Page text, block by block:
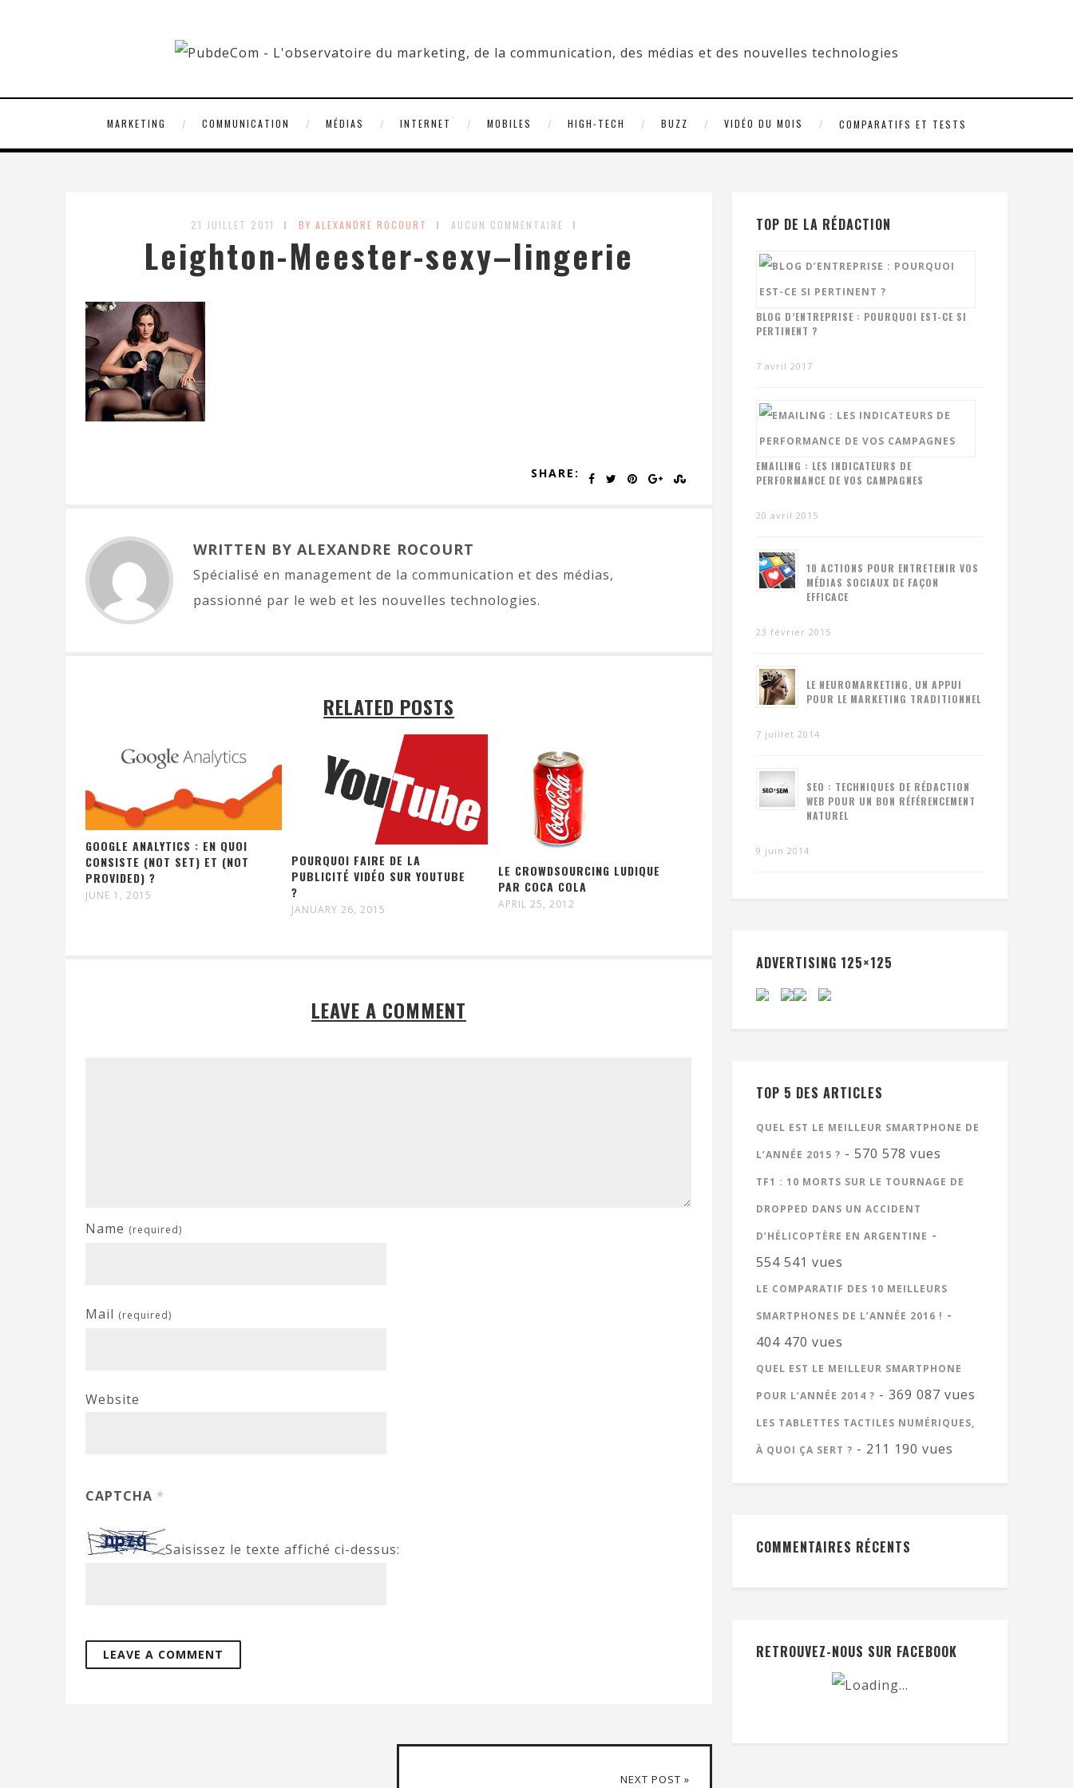
MARKETING COMMUNICATION MÉDIAS INTERNET MOBILES HIGH-TECH BUZZ VIDÉO DU MOIS COMPARATIFS ET TESTS
21 JUILLET 2011 BY ALEXANDRE ROCOURT AUCUN COMMENTAIRE
Leighton-Meester-sexy–lingerie
SHARE:
WRITTEN BY ALEXANDRE ROCOURT
Spécialisé en management de la communication et des médias,
passionné par le web et les nouvelles technologies.
RELATED POSTS
GOOGLE ANALYTICS : EN QUOI
CONSISTE (NOT SET) ET (NOT
PROVIDED) ?
JUNE 1, 2015
POURQUOI FAIRE DE LA
PUBLICITÉ VIDÉO SUR YOUTUBE
?
JANUARY 26, 2015
LE CROWDSOURCING LUDIQUE
PAR COCA COLA
APRIL 25, 2012
LEAVE A COMMENT
Name (required)
Mail (required)
Website
CAPTCHA *
Saisissez le texte affiché ci-dessus:
NEXT POST »
TOP DE LA RÉDACTION
BLOG D’ENTREPRISE : POURQUOI EST-CE SI
PERTINENT ?
7 avril 2017
EMAILING : LES INDICATEURS DE
PERFORMANCE DE VOS CAMPAGNES
20 avril 2015
10 ACTIONS POUR ENTRETENIR VOS
MÉDIAS SOCIAUX DE FAÇON
EFFICACE
23 février 2015
LE NEUROMARKETING, UN APPUI
POUR LE MARKETING TRADITIONNEL
7 juillet 2014
SEO : TECHNIQUES DE RÉDACTION
WEB POUR UN BON RÉFÉRENCEMENT
NATUREL
9 juin 2014
ADVERTISING 125×125
TOP 5 DES ARTICLES
QUEL EST LE MEILLEUR SMARTPHONE DE
L’ANNÉE 2015 ? - 570 578 vues
TF1 : 10 MORTS SUR LE TOURNAGE DE
DROPPED DANS UN ACCIDENT
D’HÉLICOPTÈRE EN ARGENTINE -
554 541 vues
LE COMPARATIF DES 10 MEILLEURS
SMARTPHONES DE L’ANNÉE 2016 ! -
404 470 vues
QUEL EST LE MEILLEUR SMARTPHONE
POUR L’ANNÉE 2014 ? - 369 087 vues
LES TABLETTES TACTILES NUMÉRIQUES,
À QUOI ÇA SERT ? - 211 190 vues
COMMENTAIRES RÉCENTS
RETROUVEZ-NOUS SUR FACEBOOK